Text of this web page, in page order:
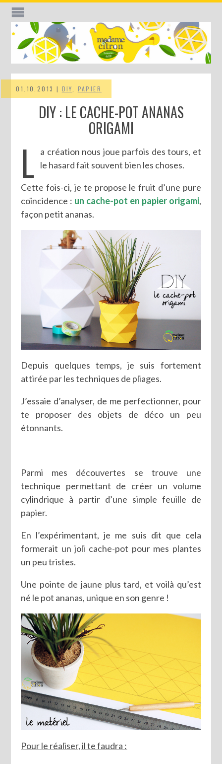
01.10.2013 | DIY PAPIER
DIY : LE CACHE-POT ANANAS
ORIGAMI
L a création nous joue parfois des tours, et
le hasard fait souvent bien les choses.
Cette fois-ci, je te propose le fruit d’une pure
coïncidence : un cache-pot en papier origami,
façon petit ananas.
Depuis quelques temps, je suis fortement
attirée par les techniques de pliages.
J’essaie d’analyser, de me perfectionner, pour
te proposer des objets de déco un peu
étonnants.
Parmi mes découvertes se trouve une
technique permettant de créer un volume
cylindrique à partir d’une simple feuille de
papier.
En l’expérimentant, je me suis dit que cela
formerait un joli cache-pot pour mes plantes
un peu tristes.
Une pointe de jaune plus tard, et voilà qu’est
né le pot ananas, unique en son genre !
Pour le réaliser, il te faudra :